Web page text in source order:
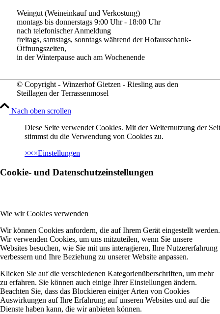
Weingut (Weineinkauf und Verkostung)
montags bis donnerstags 9:00 Uhr - 18:00 Uhr
nach telefonischer Anmeldung
freitags, samstags, sonntags während der Hofausschank-
Öffnungszeiten,
in der Winterpause auch am Wochenende
© Copyright - Winzerhof Gietzen - Riesling aus den
Steillagen der Terrassenmosel
Nach oben scrollen
Diese Seite verwendet Cookies. Mit der Weiternutzung der
stimmst du die Verwendung von Cookies zu.
×××Einstellungen
Cookie- und Datenschutzeinstellungen
Wie wir Cookies verwenden
Wir können Cookies anfordern, die auf Ihrem Gerät eingestellt werden.
Wir verwenden Cookies, um uns mitzuteilen, wenn Sie unsere
Websites besuchen, wie Sie mit uns interagieren, Ihre Nutzererfahrung
verbessern und Ihre Beziehung zu unserer Website anpassen.
Klicken Sie auf die verschiedenen Kategorienüberschriften, um mehr
zu erfahren. Sie können auch einige Ihrer Einstellungen ändern.
Beachten Sie, dass das Blockieren einiger Arten von Cookies
Auswirkungen auf Ihre Erfahrung auf unseren Websites und auf die
Dienste haben kann, die wir anbieten können.